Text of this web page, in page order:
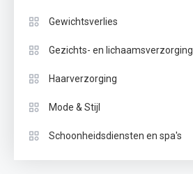
Gewichtsverlies
Gezichts- en lichaamsverzorging
Haarverzorging
Mode & Stijl
Schoonheidsdiensten en spa's